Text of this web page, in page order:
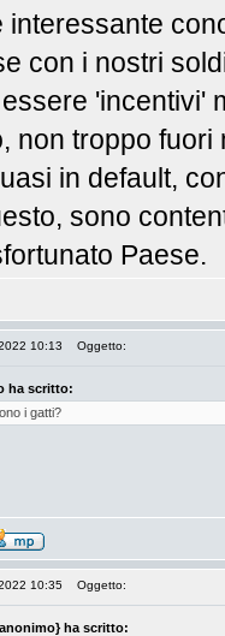
interessante
con i nostri
'incentivi'
non troppo
in default,
sono
Paese.
10:13 Oggetto:
ha scritto:
i gatti?
10:35 Oggetto:
ha scritto: